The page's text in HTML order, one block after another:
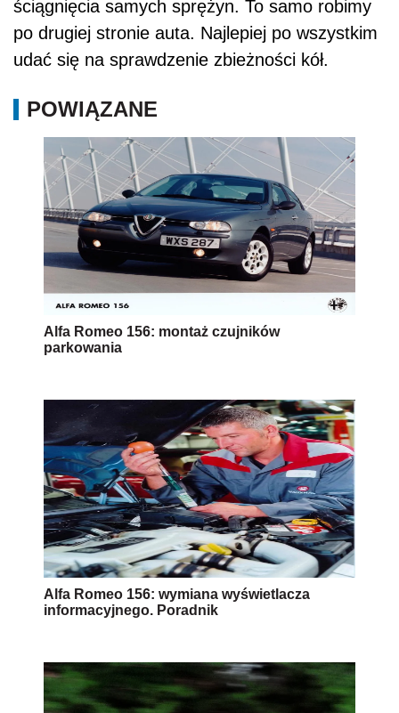
ściągnięcia samych sprężyn. To samo robimy
po drugiej stronie auta. Najlepiej po wszystkim
udać się na sprawdzenie zbieżności kół.
POWIĄZANE
Alfa Romeo 156: montaż czujników
parkowania
Alfa Romeo 156: wymiana wyświetlacza
informacyjnego. Poradnik